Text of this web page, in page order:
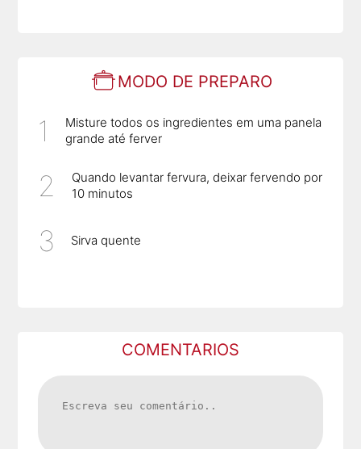
MODO DE PREPARO
Misture todos os ingredientes em uma panela
grande até ferver
Quando levantar fervura, deixar fervendo por
10 minutos
Sirva quente
COMENTARIOS